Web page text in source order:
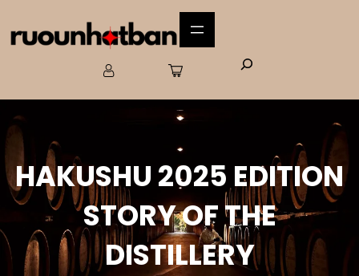
HAKUSHU 2025 EDITION
STORY OF THE
DISTILLERY